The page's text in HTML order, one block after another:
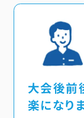
大会後前
楽になり